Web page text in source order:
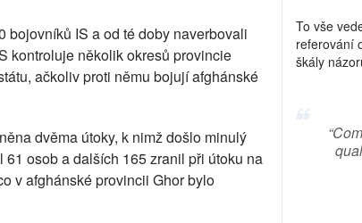
bojovníků IS a od té doby naverbovali
kontroluje několik okresů provincie
ačkoliv proti němu bojují afghánské
dvěma útoky, k nimž došlo minulý
osob a dalších 165 zranil při útoku na
v afghánské provincii Ghor bylo
To vše
referování
škály